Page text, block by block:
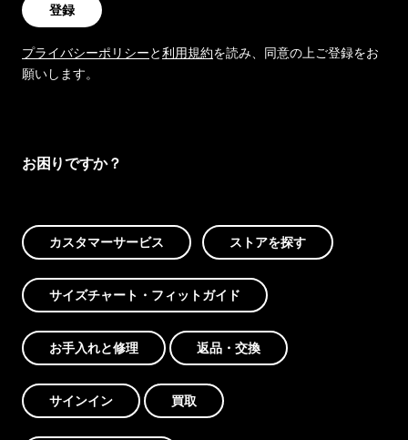
登録
プライバシーポリシーと利用規約を読み、同意の上ご登録をお
願いします。
お困りですか？
カスタマーサービス ストアを探す
サイズチャート・フィットガイド
お手入れと修理 返品・交換
サインイン 買取